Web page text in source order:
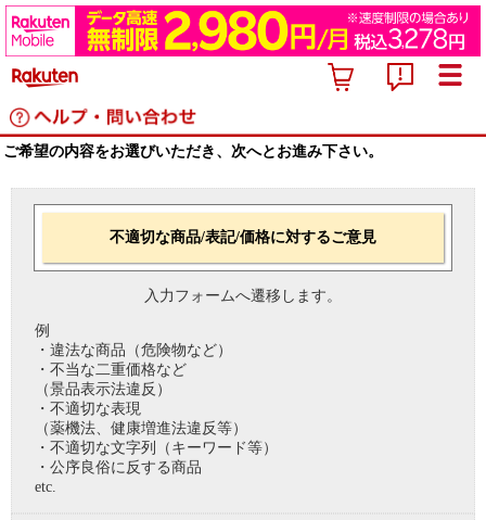
ご希望の内容をお選びいただき、次へとお進み下さい。
不適切な商品/表記/価格に対するご意見
入力フォームへ遷移します。
例
・違法な商品（危険物など）
・不当な二重価格など
（景品表示法違反）
・不適切な表現
（薬機法、健康増進法違反等）
・不適切な文字列（キーワード等）
・公序良俗に反する商品
etc.